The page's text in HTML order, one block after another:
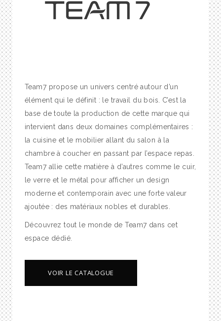
Team7 propose un univers centré autour d’un
élément qui le définit : le travail du bois. C’est la
base de toute la production de cette marque qui
intervient dans deux domaines complémentaires :
la cuisine et le mobilier allant du salon à la
chambre à coucher en passant par l’espace repas.
Team7 allie cette matière à d’autres comme le cuir,
le verre et le métal pour afficher un design
moderne et contemporain avec une forte valeur
ajoutée : des matériaux nobles et durables.
Découvrez tout le monde de Team7 dans cet
espace dédié.
VOIR LE CATALOGUE